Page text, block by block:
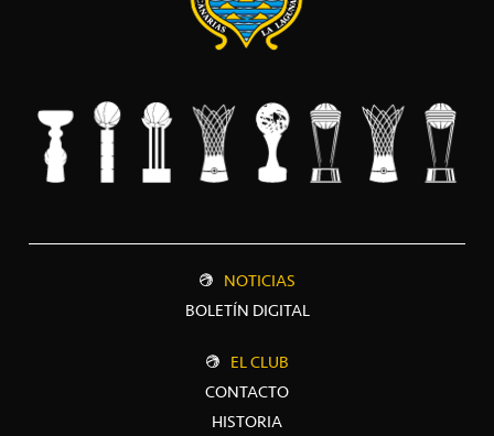
NOTICIAS
BOLETÍN DIGITAL
EL CLUB
CONTACTO
HISTORIA